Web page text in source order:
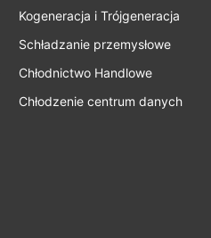
Kogeneracja i Trójgeneracja
Schładzanie przemysłowe
Chłodnictwo Handlowe
Chłodzenie centrum danych